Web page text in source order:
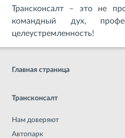
Трансконсалт – это не
командный дух,
целеустремленность!
Главная страница
Трансконсалт
Нам доверяют
Автопарк